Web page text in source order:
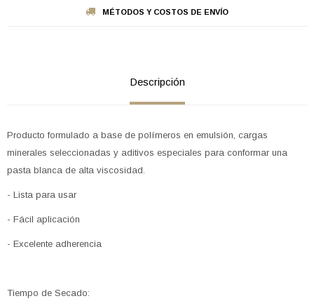
MÉTODOS Y COSTOS DE ENVÍO
Descripción
Producto formulado a base de polímeros en emulsión, cargas
minerales seleccionadas y aditivos especiales para conformar una
pasta blanca de alta viscosidad.
- Lista para usar
- Fácil aplicación
- Excelente adherencia
Tiempo de Secado: